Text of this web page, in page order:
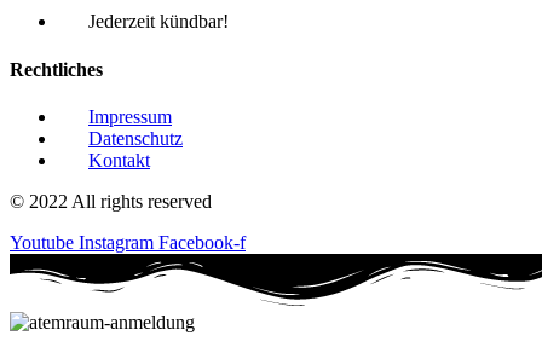
Jederzeit kündbar!
Rechtliches
Impressum
Datenschutz
Kontakt
© 2022 All rights reserved
Youtube Instagram Facebook-f